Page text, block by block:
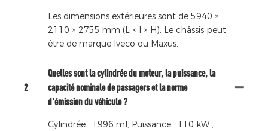
Les dimensions extérieures sont de 5940 ×
2110 × 2755 mm (L × l × H). Le châssis peut
être de marque Iveco ou Maxus.
2
Quelles sont la cylindrée du moteur, la puissance, la
capacité nominale de passagers et la norme
d'émission du véhicule ?
Cylindrée : 1996 ml, Puissance : 110 kW ;